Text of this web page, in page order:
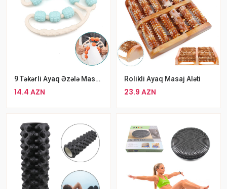
9 Təkərli Ayaq Əzələ Masaj Aləti
14.4 AZN
Rolikli Ayaq Masaj Aləti
23.9 AZN